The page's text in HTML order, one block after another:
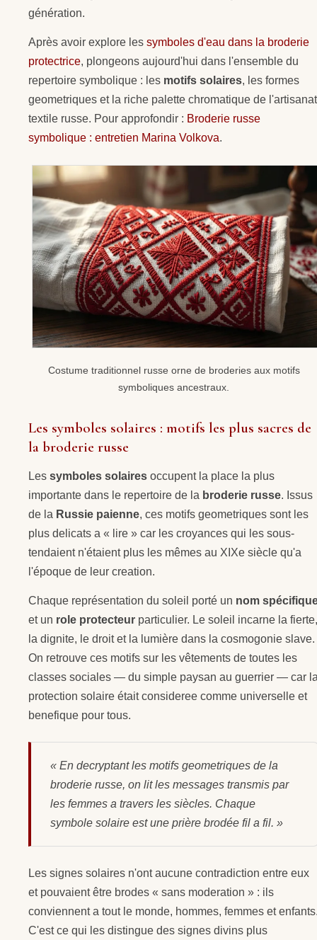
génération.
Après avoir explore les symboles d'eau dans la broderie
protectrice, plongeons aujourd'hui dans l'ensemble du
repertoire symbolique : les motifs solaires, les formes
geometriques et la riche palette chromatique de l'artisanat
textile russe. Pour approfondir : Broderie russe
symbolique : entretien Marina Volkova.
Costume traditionnel russe orne de broderies aux motifs
symboliques ancestraux.
Les symboles solaires : motifs les plus sacres de
la broderie russe
Les symboles solaires occupent la place la plus
importante dans le repertoire de la broderie russe. Issus
de la Russie paienne, ces motifs geometriques sont les
plus delicats a « lire » car les croyances qui les sous-
tendaient n'étaient plus les mêmes au XIXe siècle qu'a
l'époque de leur creation.
Chaque représentation du soleil porté un nom
et un role protecteur particulier. Le soleil incarne la fierte,
la dignite, le droit et la lumière dans la cosmogonie slave.
On retrouve ces motifs sur les vêtements de toutes les
classes sociales — du simple paysan au guerrier — car
protection solaire était consideree comme universelle et
benefique pour tous.
« En decryptant les motifs geometriques de la
broderie russe, on lit les messages transmis par
les femmes a travers les siècles. Chaque
symbole solaire est une prière brodée fil a fil. »
Les signes solaires n'ont aucune contradiction entre eux
et pouvaient être brodes « sans moderation » : ils
conviennent a tout le monde, hommes, femmes et
C'est ce qui les distingue des signes divins plus